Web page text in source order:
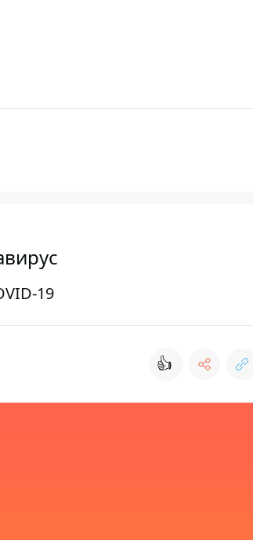
19
👍